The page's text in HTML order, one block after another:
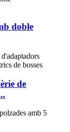
doble
de